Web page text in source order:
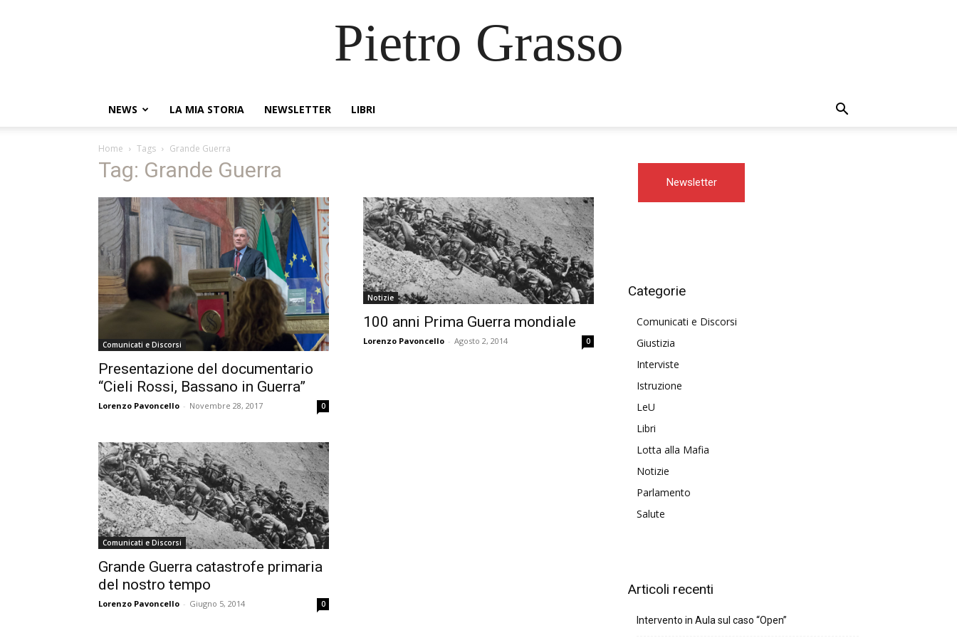
Pietro Grasso
NEWS LA MIA STORIA NEWSLETTER LIBRI
Home Tags Grande Guerra
Tag: Grande Guerra
Comunicati e Discorsi
Presentazione del documentario
“Cieli Rossi, Bassano in Guerra”
Lorenzo Pavoncello - Novembre 28, 2017 0
Notizie
100 anni Prima Guerra mondiale
Lorenzo Pavoncello - Agosto 2, 2014 0
Comunicati e Discorsi
Grande Guerra catastrofe primaria
del nostro tempo
Lorenzo Pavoncello - Giugno 5, 2014 0
Newsletter
Categorie
Comunicati e Discorsi
Giustizia
Interviste
Istruzione
LeU
Libri
Lotta alla Mafia
Notizie
Parlamento
Salute
Articoli recenti
Intervento in Aula sul caso “Open”